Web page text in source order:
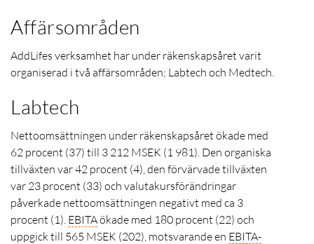
Affärsområden
AddLifes verksamhet har under räkenskapsåret varit
organiserad i två affärsområden; Labtech och Medtech.
Labtech
Nettoomsättningen under räkenskapsåret ökade med
62 procent (37) till 3 212 MSEK (1 981). Den organiska
tillväxten var 42 procent (4), den förvärvade tillväxten
var 23 procent (33) och valutakursförändringar
påverkade nettoomsättningen negativt med ca 3
procent (1). EBITAökade med 180 procent (22) och
uppgick till 565 MSEK (202), motsvarande en EBITA-